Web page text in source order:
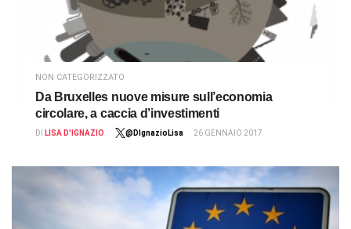
NON CATEGORIZZATO
Da Bruxelles nuove misure sull’economia
circolare, a caccia d’investimenti
DI LISA D'IGNAZIO @DIgnazioLisa 26 GENNAIO 2017